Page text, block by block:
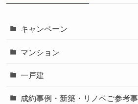
キャンペーン
マンション
一戸建
成約事例・新築・リノベご参考